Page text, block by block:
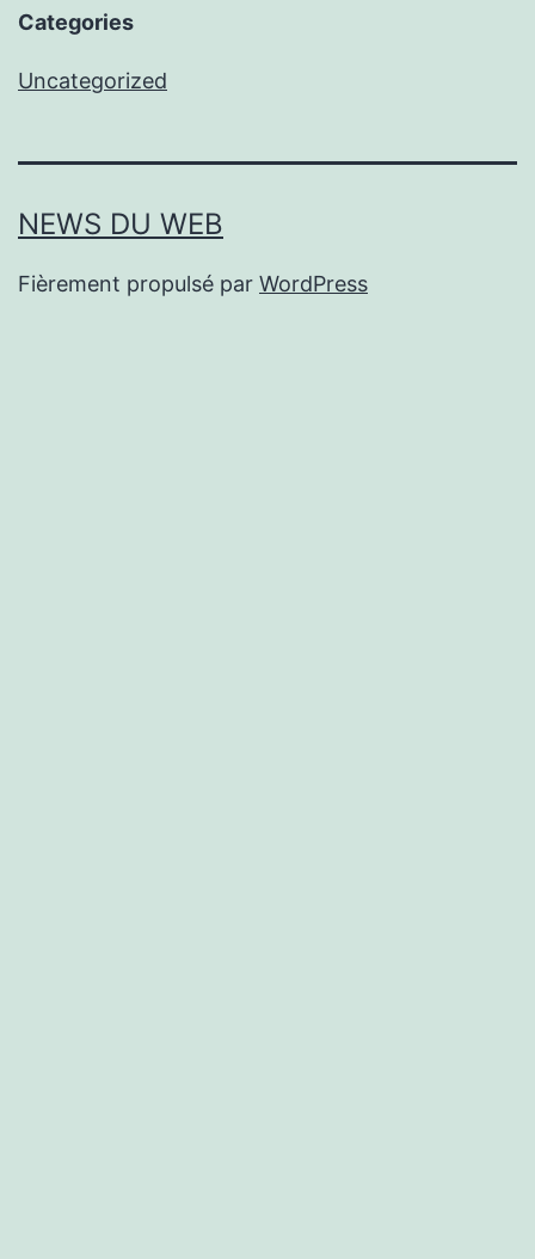
Categories
Uncategorized
NEWS DU WEB
Fièrement propulsé par WordPress